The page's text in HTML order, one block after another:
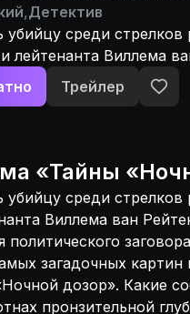
,Детектив
среди стрелков
лейтенанта Виллема
расследования
с помощью одной из
глубиной и неземным
на жизнь и творчество
Трейлер
«Тайны
среди
Виллема ван
политического
загадочных картин
дозор». Какие
пронзительной